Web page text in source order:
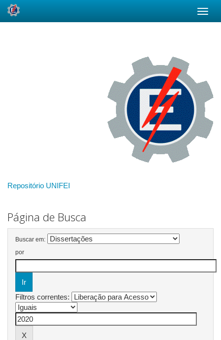
Repositório UNIFEI
Página de Busca
Buscar em:
por
Filtros correntes: